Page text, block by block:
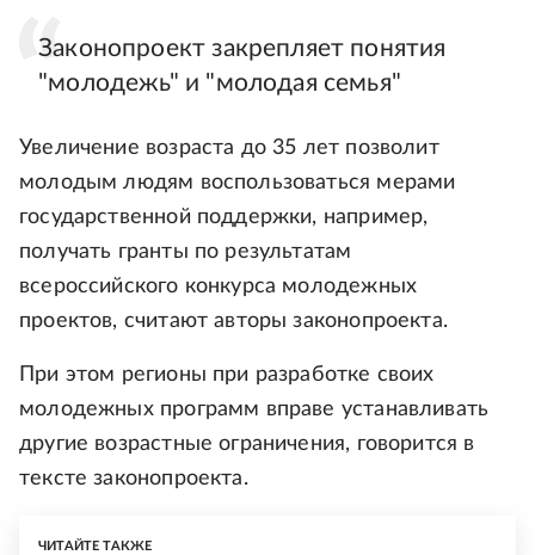
Законопроект закрепляет понятия
"молодежь" и "молодая семья"
Увеличение возраста до 35 лет позволит
молодым людям воспользоваться мерами
государственной поддержки, например,
получать гранты по результатам
всероссийского конкурса молодежных
проектов, считают авторы законопроекта.
При этом регионы при разработке своих
молодежных программ вправе устанавливать
другие возрастные ограничения, говорится в
тексте законопроекта.
ЧИТАЙТЕ ТАКЖЕ